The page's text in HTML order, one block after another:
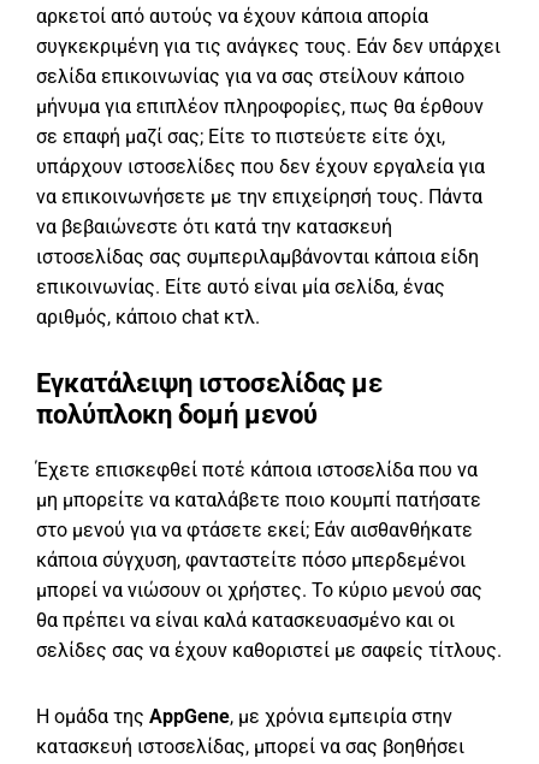
αρκετοί από αυτούς να έχουν κάποια απορία
συγκεκριμένη για τις ανάγκες τους. Εάν δεν υπάρχει
σελίδα επικοινωνίας για να σας στείλουν κάποιο
μήνυμα για επιπλέον πληροφορίες, πως θα έρθουν
σε επαφή μαζί σας; Είτε το πιστεύετε είτε όχι,
υπάρχουν ιστοσελίδες που δεν έχουν εργαλεία για
να επικοινωνήσετε με την επιχείρησή τους. Πάντα
να βεβαιώνεστε ότι κατά την κατασκευή
ιστοσελίδας σας συμπεριλαμβάνονται κάποια είδη
επικοινωνίας. Είτε αυτό είναι μία σελίδα, ένας
αριθμός, κάποιο chat κτλ.
Εγκατάλειψη ιστοσελίδας με
πολύπλοκη δομή μενού
Έχετε επισκεφθεί ποτέ κάποια ιστοσελίδα που να
μη μπορείτε να καταλάβετε ποιο κουμπί πατήσατε
στο μενού για να φτάσετε εκεί; Εάν αισθανθήκατε
κάποια σύγχυση, φανταστείτε πόσο μπερδεμένοι
μπορεί να νιώσουν οι χρήστες. Το κύριο μενού σας
θα πρέπει να είναι καλά κατασκευασμένο και οι
σελίδες σας να έχουν καθοριστεί με σαφείς τίτλους.
Η ομάδα της AppGene, με χρόνια εμπειρία στην
κατασκευή ιστοσελίδας, μπορεί να σας βοηθήσει